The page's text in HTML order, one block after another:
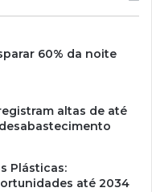
60% da noite
registram altas de até
Plásticas:
até 2034